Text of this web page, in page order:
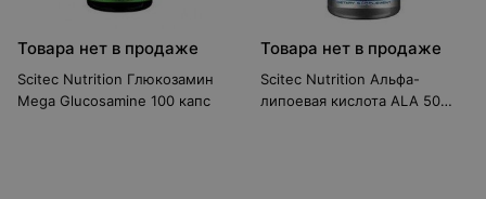
Товара нет в продаже
Scitec Nutrition Глюкозамин
Mega Glucosamine 100 капс
Товара нет в продаже
Scitec Nutrition Альфа-
липоевая кислота ALA 50